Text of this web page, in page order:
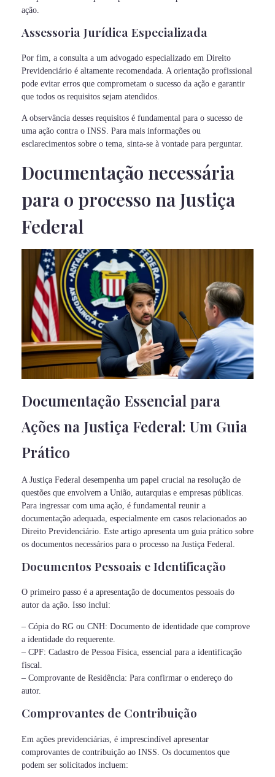
ação.
Assessoria Jurídica Especializada
Por fim, a consulta a um advogado especializado em Direito
Previdenciário é altamente recomendada. A orientação profissional
pode evitar erros que comprometam o sucesso da ação e garantir
que todos os requisitos sejam atendidos.
A observância desses requisitos é fundamental para o sucesso de
uma ação contra o INSS. Para mais informações ou
esclarecimentos sobre o tema, sinta-se à vontade para perguntar.
Documentação necessária
para o processo na Justiça
Federal
Documentação Essencial para
Ações na Justiça Federal: Um Guia
Prático
A Justiça Federal desempenha um papel crucial na resolução de
questões que envolvem a União, autarquias e empresas públicas.
Para ingressar com uma ação, é fundamental reunir a
documentação adequada, especialmente em casos relacionados ao
Direito Previdenciário. Este artigo apresenta um guia prático sobre
os documentos necessários para o processo na Justiça Federal.
Documentos Pessoais e Identificação
O primeiro passo é a apresentação de documentos pessoais do
autor da ação. Isso inclui:
– Cópia do RG ou CNH: Documento de identidade que comprove
a identidade do requerente.
– CPF: Cadastro de Pessoa Física, essencial para a identificação
fiscal.
– Comprovante de Residência: Para confirmar o endereço do
autor.
Comprovantes de Contribuição
Em ações previdenciárias, é imprescindível apresentar
comprovantes de contribuição ao INSS. Os documentos que
podem ser solicitados incluem: